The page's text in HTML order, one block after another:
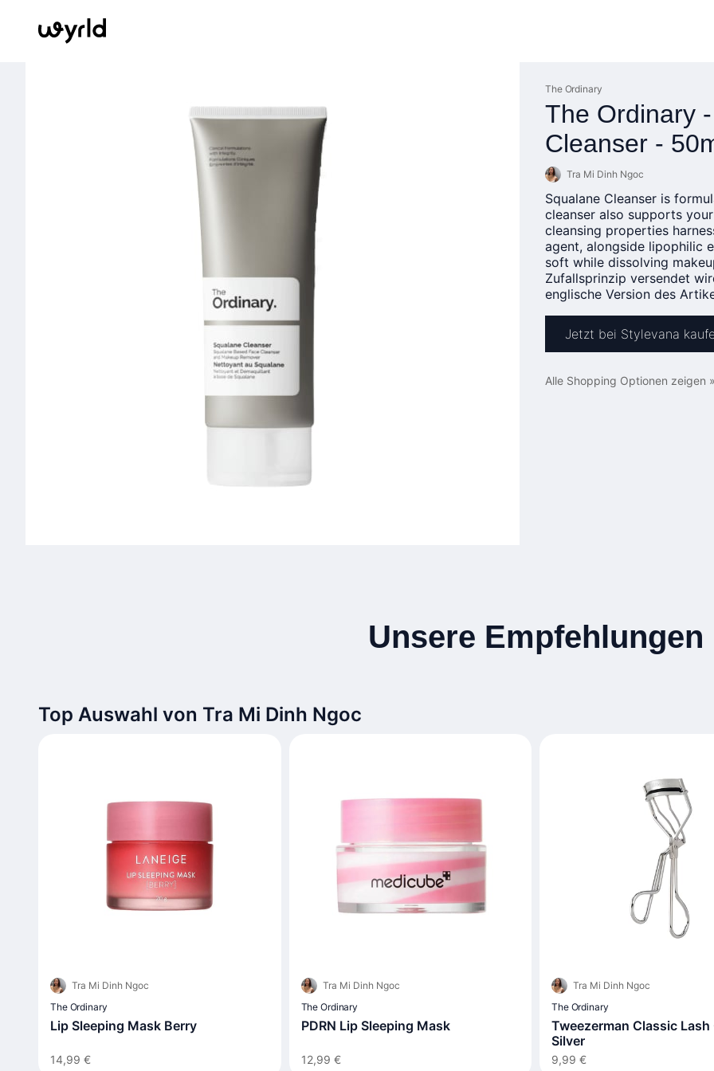
The Ordinary
The Ordinary
Cleanser -
Tra Mi Dinh Ngoc
Squalane Cleanser is
cleanser also supports
cleansing properties
agent, alongside lipophilic
soft while dissolving
Zufallsprinzip versendet
englische Version des
Jetzt bei Stylevana
Alle Shopping Optionen zeigen
Unsere Empfehlungen
Top Auswahl von Tra Mi Dinh Ngoc
Tra Mi Dinh Ngoc
The Ordinary
Lip Sleeping Mask Berry
14,99 €
Tra Mi Dinh Ngoc
The Ordinary
PDRN Lip Sleeping Mask
12,99 €
Tra Mi Dinh Ngoc
The Ordinary
Tweezerman Classic
Silver
9,99 €